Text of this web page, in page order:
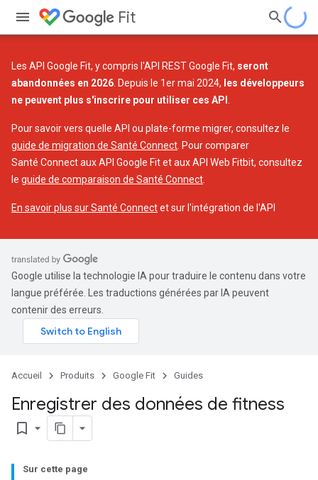
Fit
Les API Google Fit, y compris l'API REST Google Fit, seront
abandonnées en 2026 . Depuis le 1er mai 2024, les développeurs
ne peuvent plus s'inscrire pour utiliser ces API
Pour savoir vers quelle API ou plate-forme migrer, consultez le
guide de migration de Santé Connect . Pour comparer
Santé Connect aux API Google Fit et aux API Web Fitbit, consultez
le guide de comparaison de Santé Connect
En savoir plus sur Santé Connectet sur l'intégration de l'API
Google utilise la technologie IA pour traduire le contenu dans votre
langue préférée. Les traductions générées par IA peuvent
contenir des erreurs.
Accueil Produits Google Fit Guides
Enregistrer des données de fitness
bookmark_border
Sur cette page